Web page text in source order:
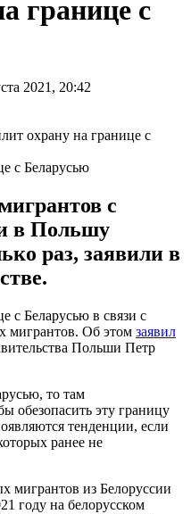
границе с
2021, 20:42
с Беларусью
с
в Польшу
раз, заявили в
с Беларусью в связи с
мигрантов. Об этом заявил
Польши Петр
то там
обезопасить эту границу
тенденции, если
ранее не
мигрантов из Белоруссии
году на белорусском